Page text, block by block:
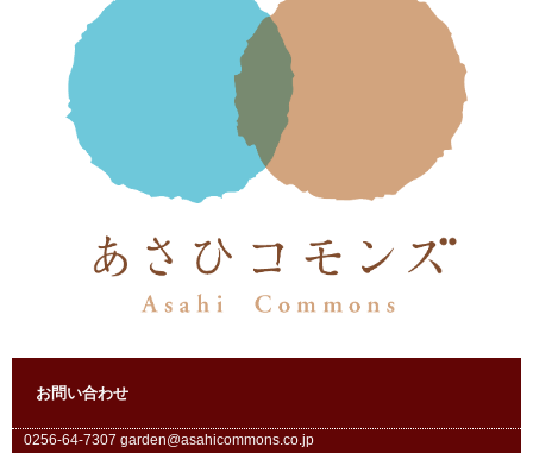
お問い合わせ
0256-64-7307 garden@asahicommons.co.jp